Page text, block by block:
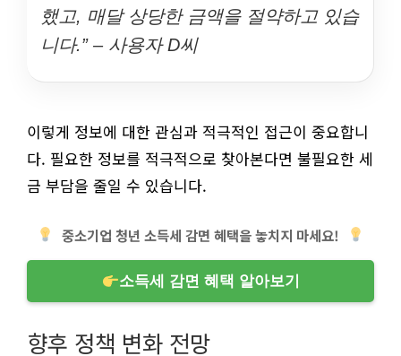
했고, 매달 상당한 금액을 절약하고 있습
니다.” – 사용자 D씨
이렇게 정보에 대한 관심과 적극적인 접근이 중요합니
다. 필요한 정보를 적극적으로 찾아본다면 불필요한 세
금 부담을 줄일 수 있습니다.
중소기업 청년 소득세 감면 혜택을 놓치지 마세요!
소득세 감면 혜택 알아보기
향후 정책 변화 전망